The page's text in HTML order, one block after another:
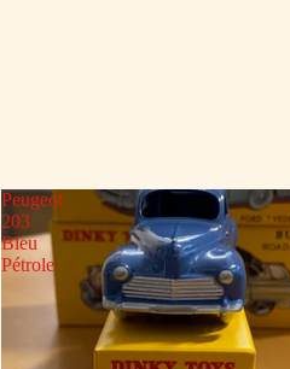
Peugeot
203
Bleu
Pétrole